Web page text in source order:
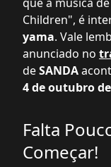
Children", é
yama. Vale
anunciado no
deSANDA
4 de outubro
Falta
Começar!